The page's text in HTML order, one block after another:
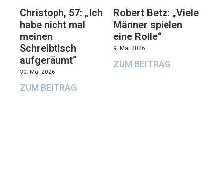
Christoph, 57: „Ich
habe nicht mal
meinen
Schreibtisch
aufgeräumt“
30. Mai 2026
ZUM BEITRAG
Robert Betz: „Viele
Männer spielen
eine Rolle“
9. Mai 2026
ZUM BEITRAG